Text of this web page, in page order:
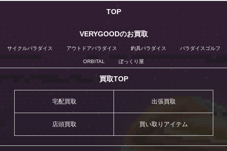
TOP
VERYGOODのお買取
サイクルパラダイス アウトドアパラダイス 釣具パラダイス パラダイスゴルフ
ORBITAL ぼっくり屋
買取TOP
宅配買取 出張買取
店頭買取 買い取りアイテム